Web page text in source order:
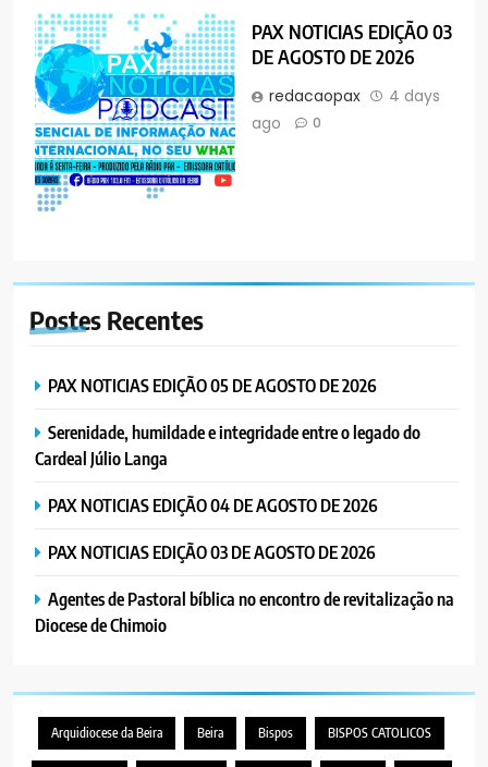
PAX NOTICIAS EDIÇÃO 03
DE AGOSTO DE 2026
redacaopax
4 days
ago
0
Postes Recentes
PAX NOTICIAS EDIÇÃO 05 DE AGOSTO DE 2026
Serenidade, humildade e integridade entre o legado do
Cardeal Júlio Langa
PAX NOTICIAS EDIÇÃO 04 DE AGOSTO DE 2026
PAX NOTICIAS EDIÇÃO 03 DE AGOSTO DE 2026
Agentes de Pastoral bíblica no encontro de revitalização na
Diocese de Chimoio
Arquidiocese da Beira Beira Bispos BISPOS CATOLICOS